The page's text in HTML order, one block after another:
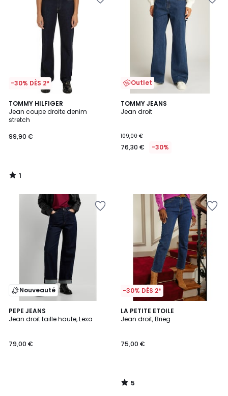
-30% DÈS 2*
TOMMY HILFIGER
Jean coupe droite denim
stretch
99,90 €
1
/
5
1
/
Outlet
TOMMY JEANS
Jean droit
109,00 €
76,30 € -30%
Nouveauté
PEPE JEANS
Jean droit taille haute, Lexa
79,00 €
-30% DÈS 2*
LA PETITE ETOILE
Jean droit, Brieg
75,00 €
5
/
5
/